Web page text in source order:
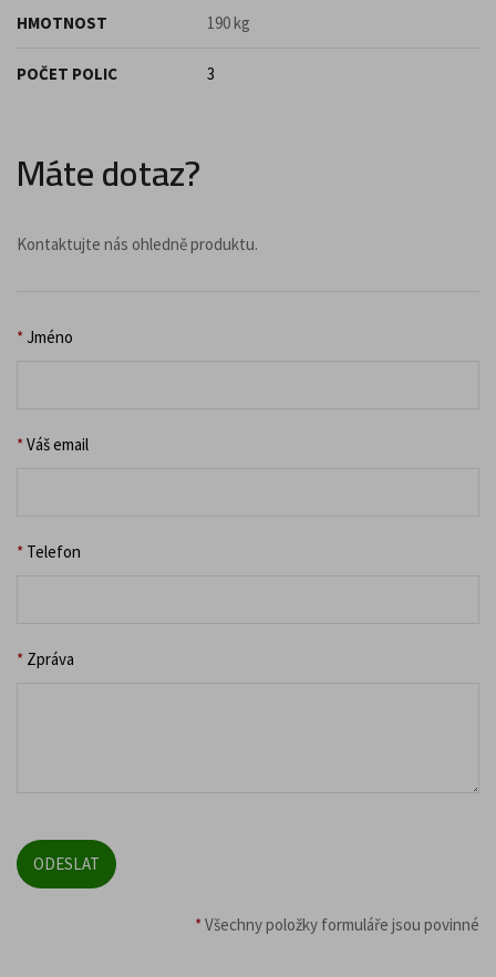
HMOTNOST 190 kg
POČET POLIC 3
Máte dotaz?
Kontaktujte nás ohledně produktu.
*Jméno
*Váš email
* Telefon
* Zpráva
*Všechny položky formuláře jsou povinné